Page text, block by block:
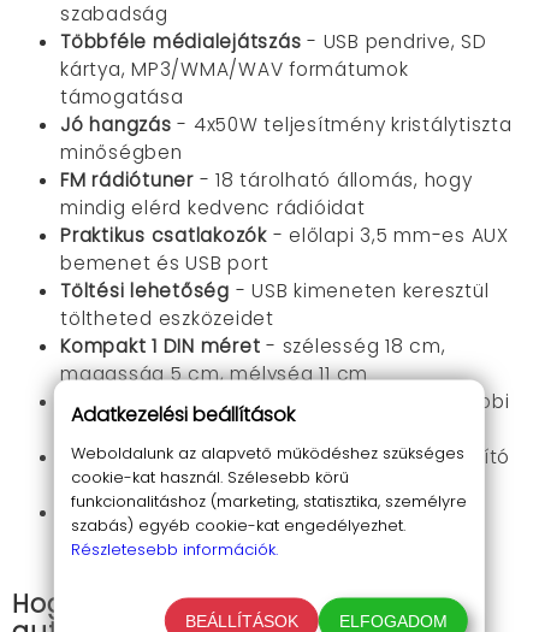
szabadság
Többféle médialejátszás - USB pendrive, SD
kártya, MP3/WMA/WAV formátumok
támogatása
Jó hangzás - 4x50W teljesítmény kristálytiszta
minőségben
FM rádiótuner- 18 tárolható állomás, hogy
mindig elérd kedvenc rádióidat
Praktikus csatlakozók- előlapi 3,5 mm-es AUX
bemenet és USB port
Töltési lehetőség - USB kimeneten keresztül
töltheted eszközeidet
Kompakt 1 DIN méret - szélesség 18 cm,
magasság 5 cm, mélység 11 cm
Egyszerű bővíthetőség
- RCA kimenet további
erősítők csatlakoztatásához
Teljes körű vezérlés- multifunkciós távirányító
a kényelmes használatért
Modern design- elegáns fekete szín, LCD
kijelzővel
Hogyan használd a FLK2545 usb
Adatkezelési beállítások
Weboldalunk az alapvető működéshez szükséges
cookie-kat használ. Szélesebb körű
funkcionalitáshoz (marketing, statisztika, személyre
szabás) egyéb cookie-kat engedélyezhet.
Részletesebb információk.
BEÁLLÍTÁSOK ELFOGADOM